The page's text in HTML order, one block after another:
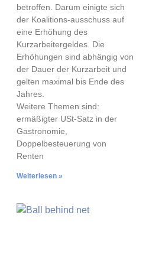
betroffen. Darum einigte sich
der Koalitions-ausschuss auf
eine Erhöhung des
Kurzarbeitergeldes. Die
Erhöhungen sind abhängig von
der Dauer der Kurzarbeit und
gelten maximal bis Ende des
Jahres.
Weitere Themen sind:
ermäßigter USt-Satz in der
Gastronomie,
Doppelbesteuerung von
Renten
Weiterlesen »